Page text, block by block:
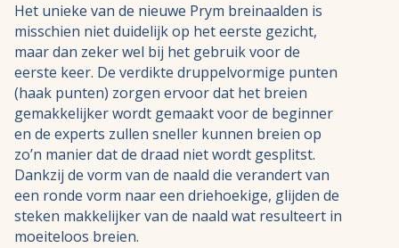
Het unieke van de nieuwe Prym breinaalden is
misschien niet duidelijk op het eerste gezicht,
maar dan zeker wel bij het gebruik voor de
eerste keer. De verdikte druppelvormige punten
(haak punten) zorgen ervoor dat het breien
gemakkelijker wordt gemaakt voor de beginner
en de experts zullen sneller kunnen breien op
zo’n manier dat de draad niet wordt gesplitst.
Dankzij de vorm van de naald die verandert van
een ronde vorm naar een driehoekige, glijden de
steken makkelijker van de naald wat resulteert in
moeiteloos breien.